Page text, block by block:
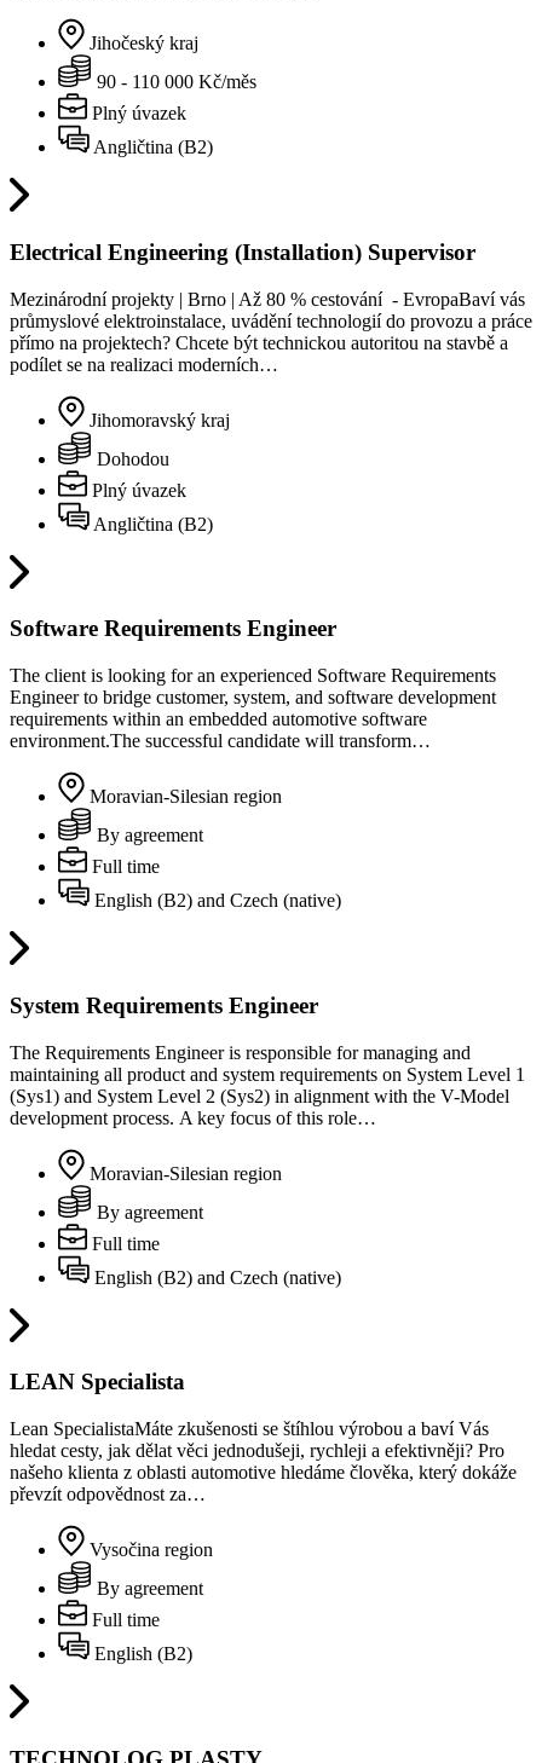
Jihočeský kraj
90 - 110 000 Kč/měs
Plný úvazek
Angličtina (B2)
Electrical Engineering (Installation) Supervisor
Mezinárodní projekty | Brno | Až 80 % cestování - EvropaBaví vás
průmyslové elektroinstalace, uvádění technologií do provozu a práce
přímo na projektech? Chcete být technickou autoritou na stavbě a
podílet se na realizaci moderních…
Jihomoravský kraj
Dohodou
Plný úvazek
Angličtina (B2)
Software Requirements Engineer
The client is looking for an experienced Software Requirements
Engineer to bridge customer, system, and software development
requirements within an embedded automotive software
environment.The successful candidate will transform…
Moravian-Silesian region
By agreement
Full time
English (B2) and Czech (native)
System Requirements Engineer
The Requirements Engineer is responsible for managing and
maintaining all product and system requirements on System Level 1
(Sys1) and System Level 2 (Sys2) in alignment with the V-Model
development process. A key focus of this role…
Moravian-Silesian region
By agreement
Full time
English (B2) and Czech (native)
LEAN Specialista
Lean SpecialistaMáte zkušenosti se štíhlou výrobou a baví Vás
hledat cesty, jak dělat věci jednodušeji, rychleji a efektivněji? Pro
našeho klienta z oblasti automotive hledáme člověka, který dokáže
převzít odpovědnost za…
Vysočina region
By agreement
Full time
English (B2)